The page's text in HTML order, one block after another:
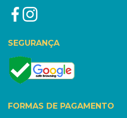
SEGURANÇA
FORMAS DE PAGAMENTO